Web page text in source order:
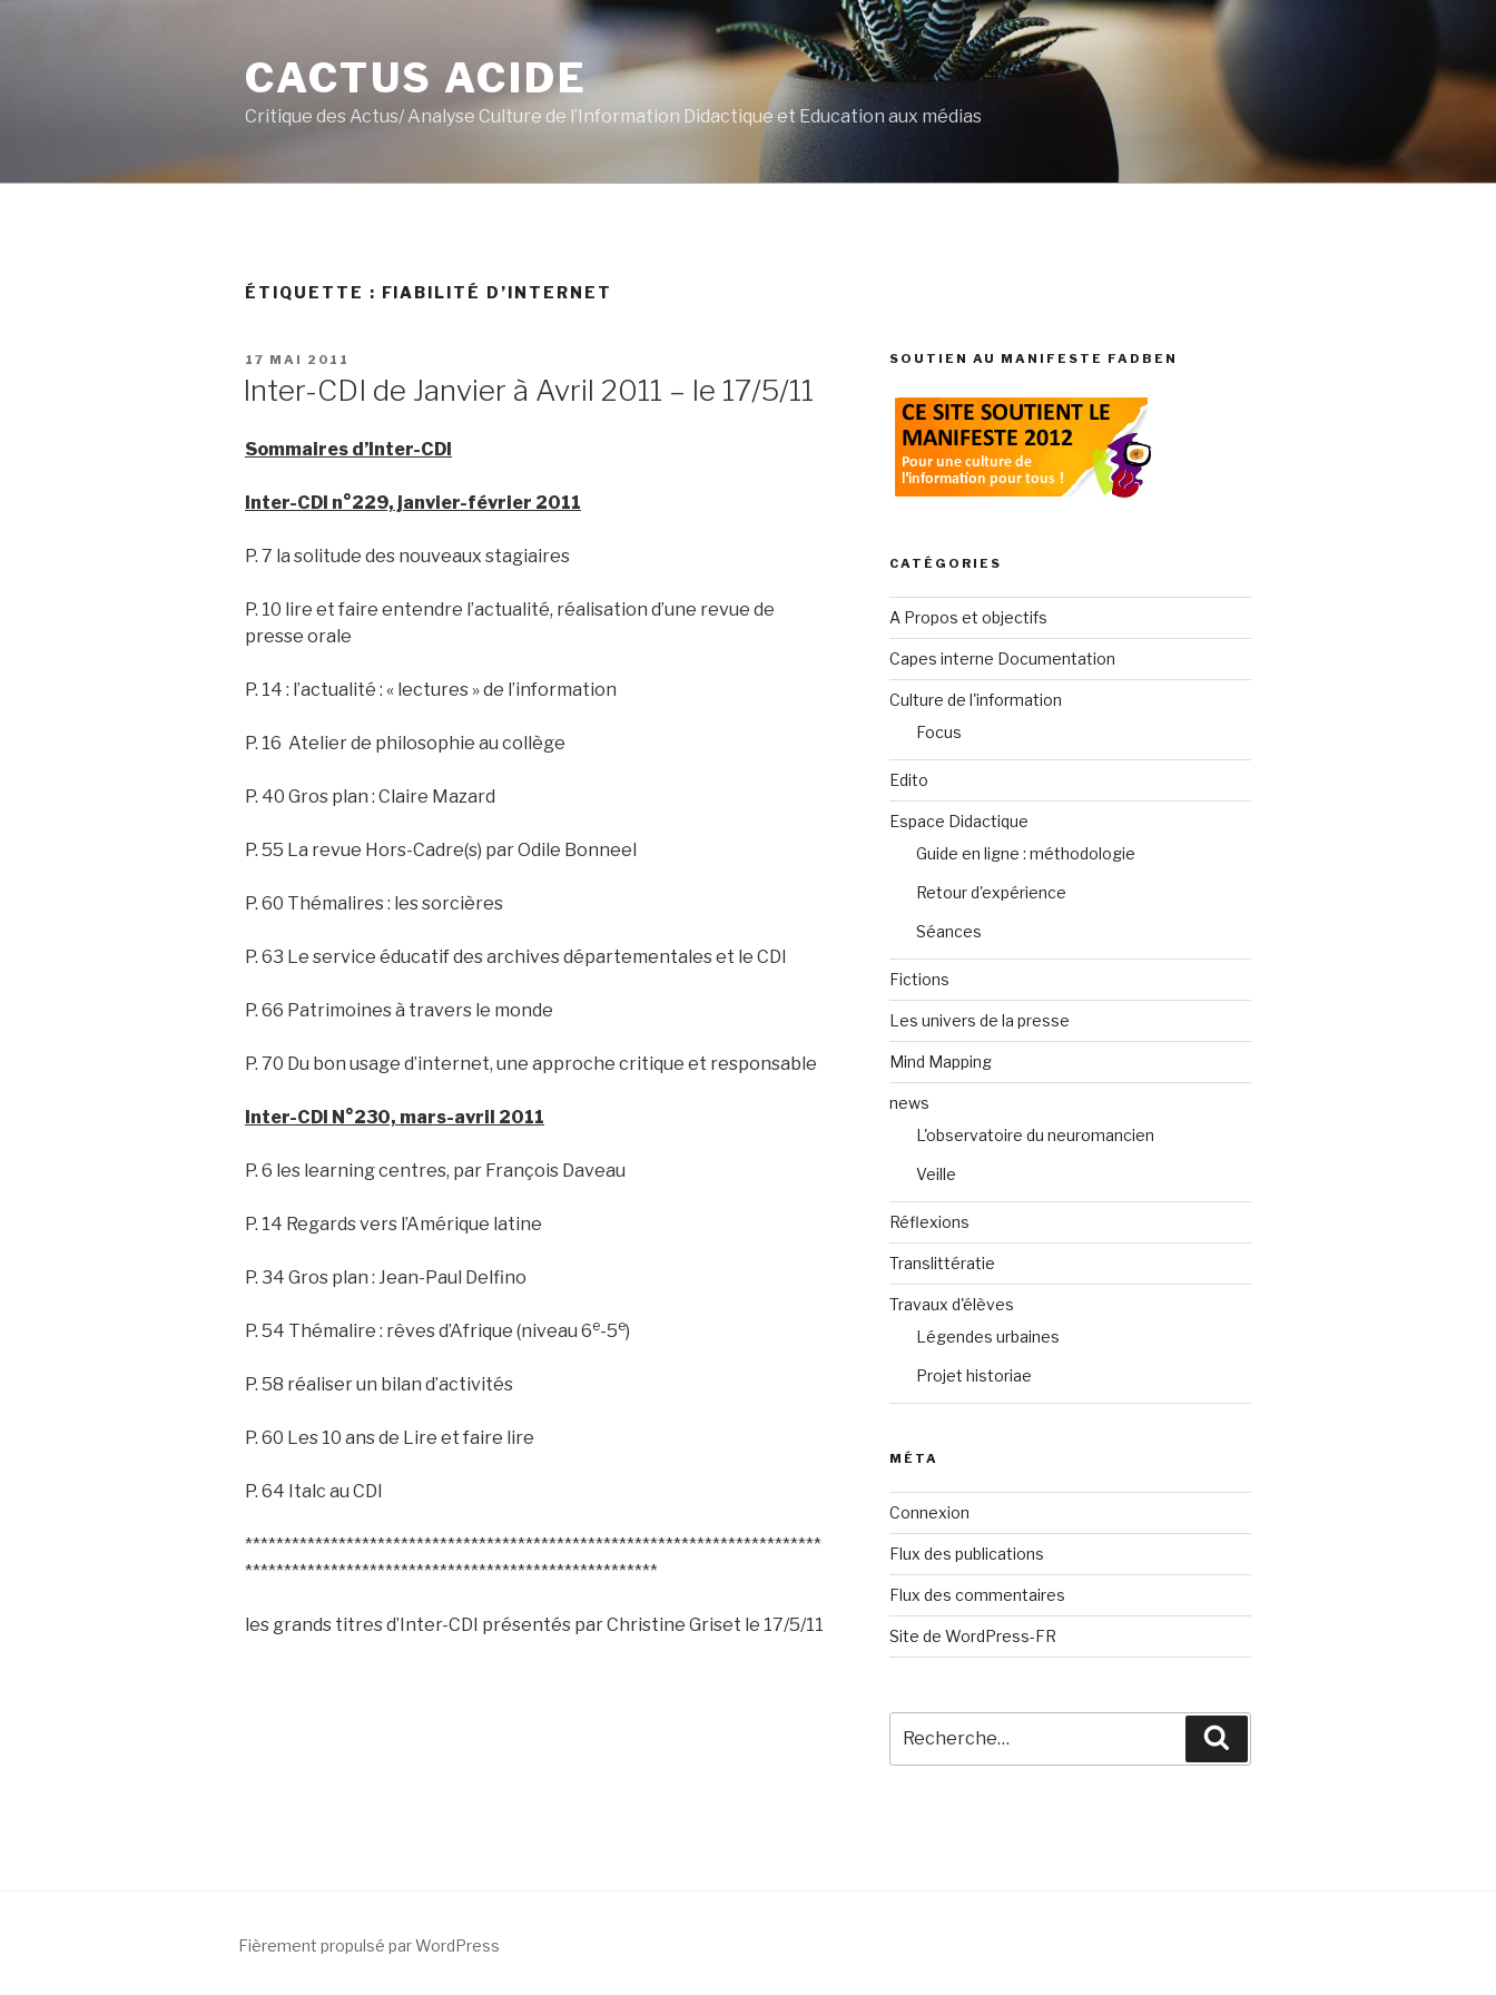
CACTUS ACIDE
Critique des Actus/ Analyse Culture de l’Information Didactique et Education aux médias
ÉTIQUETTE : FIABILITÉ D’INTERNET
PUBLIÉ
17 MAI 2011
Inter-CDI de Janvier à Avril 2011 – le 17/5/11
Sommaires d’Inter-CDI
Inter-CDI n°229, janvier-février 2011
P. 7 la solitude des nouveaux stagiaires
P. 10 lire et faire entendre l’actualité, réalisation d’une revue de
presse orale
P. 14 : l’actualité : « lectures » de l’information
P. 16 Atelier de philosophie au collège
P. 40 Gros plan : Claire Mazard
P. 55 La revue Hors-Cadre(s) par Odile Bonneel
P. 60 Thémalires : les sorcières
P. 63 Le service éducatif des archives départementales et le CDI
P. 66 Patrimoines à travers le monde
P. 70 Du bon usage d’internet, une approche critique et responsable
Inter-CDI N°230, mars-avril 2011
P. 6 les learning centres, par François Daveau
P. 14 Regards vers l’Amérique latine
P. 34 Gros plan : Jean-Paul Delfino
P. 54 Thémalire : rêves d’Afrique (niveau 6e-5e)
P. 58 réaliser un bilan d’activités
P. 60 Les 10 ans de Lire et faire lire
P. 64 Italc au CDI
**************************************************************************
*****************************************************
les grands titres d’Inter-CDI présentés par Christine Griset le 17/5/11
SOUTIEN AU MANIFESTE FADBEN
CATÉGORIES
A Propos et objectifs
Capes interne Documentation
Culture de l'information
Focus
Edito
Espace Didactique
Guide en ligne : méthodologie
Retour d'expérience
Séances
Fictions
Les univers de la presse
Mind Mapping
news
L'observatoire du neuromancien
Veille
Réflexions
Translittératie
Travaux d'élèves
Légendes urbaines
Projet historiae
MÉTA
Connexion
Flux des publications
Flux des commentaires
Site de WordPress-FR
pour
:
Fièrement propulsé par WordPress